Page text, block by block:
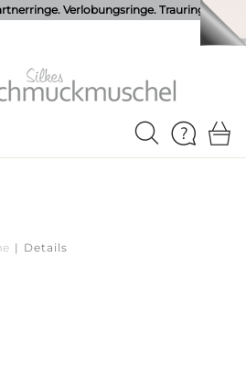
Verlobungsringe. Trauringe.
| Details